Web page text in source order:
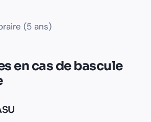
(5 ans)
en cas de bascule